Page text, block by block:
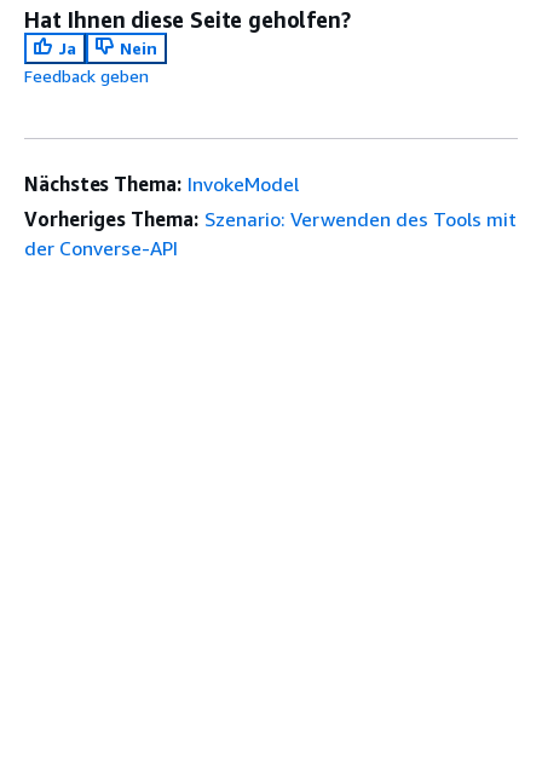
Hat Ihnen diese Seite geholfen?
Ja
Nein
Feedback geben
Nächstes Thema: InvokeModel
Vorheriges Thema: Szenario: Verwenden des Tools mit
der Converse-API